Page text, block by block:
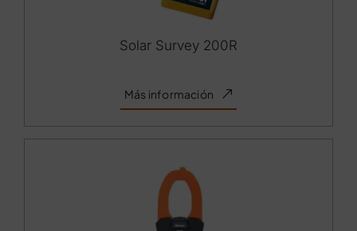
Solar Survey 200R
Más información